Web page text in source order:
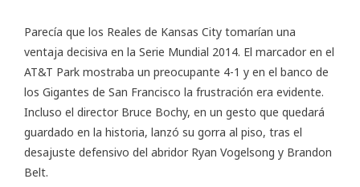
Parecía que los Reales de Kansas City tomarían una
ventaja decisiva en la Serie Mundial 2014. El marcador en el
AT&T Park mostraba un preocupante 4-1 y en el banco de
los Gigantes de San Francisco la frustración era evidente.
Incluso el director Bruce Bochy, en un gesto que quedará
guardado en la historia, lanzó su gorra al piso, tras el
desajuste defensivo del abridor Ryan Vogelsong y Brandon
Belt.